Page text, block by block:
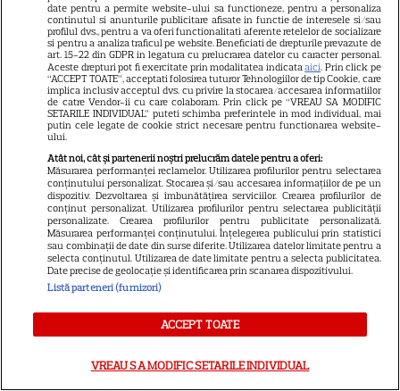
Ce este săpunul de Marsilia și
la ce se folosește
Câte calorii au cireșele și ce
nutrienți conțin
ALTE ARTICOLE
INTERESANTE
date pentru a permite website-ului sa functioneze, pentru a personaliza
continutul si anunturile publicitare afisate in functie de interesele si/sau
profilul dvs., pentru a va oferi functionalitati aferente retelelor de socializare
si pentru a analiza traficul pe website. Beneficiati de drepturile prevazute de
art. 15-22 din GDPR in legatura cu prelucrarea datelor cu caracter personal.
Aceste drepturi pot fi exercitate prin modalitatea indicataaici. Prin click pe
“ACCEPT TOATE”, acceptati folosirea tuturor Tehnologiilor de tip Cookie, care
implica inclusiv acceptul dvs. cu privire la stocarea/accesarea informatiilor
de catre Vendor-ii cu care colaboram. Prin click pe “VREAU SA MODIFIC
SETARILE INDIVIDUAL” puteti schimba preferintele in mod individual, mai
putin cele legate de cookie strict necesare pentru functionarea website-
ului.
Atât noi, cât și partenerii noștri prelucrăm datele pentru a oferi:
Măsurarea performanței reclamelor. Utilizarea profilurilor pentru selectarea
conținutului personalizat. Stocarea și/sau accesarea informațiilor de pe un
dispozitiv. Dezvoltarea și îmbunătățirea serviciilor. Crearea profilurilor de
conținut personalizat. Utilizarea profilurilor pentru selectarea publicității
personalizate. Crearea profilurilor pentru publicitate personalizată.
Măsurarea performanței conținutului. Înțelegerea publicului prin statistici
sau combinații de date din surse diferite. Utilizarea datelor limitate pentru a
selecta conținutul. Utilizarea de date limitate pentru a selecta publicitatea.
Date precise de geolocație și identificarea prin scanarea dispozitivului.
Listă parteneri (furnizori)
ACCEPT TOATE
VREAU SA MODIFIC SETARILE INDIVIDUAL